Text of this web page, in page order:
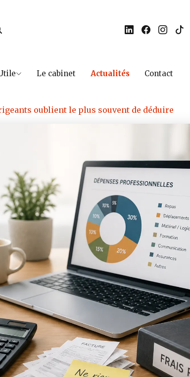
Le cabinet Actualités Contact
oublient le plus souvent de déduire